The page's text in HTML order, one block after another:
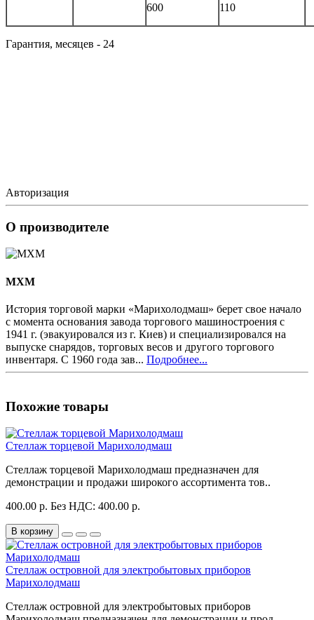
600 110
Гарантия, месяцев - 24
Авторизация
О производителе
MXM
История торговой марки «Марихолодмаш» берет свое начало
с момента основания завода торгового машиностроения с
1941 г. (эвакуировался из г. Киев) и специализировался на
выпуске снарядов, торговых весов и другого торгового
инвентаря. С 1960 года зав... Подробнее...
Похожие товары
Стеллаж торцевой Марихолодмаш
Стеллаж торцевой Марихолодмаш предназначен для
демонстрации и продажи широкого ассортимента тов..
400.00 р. Без НДС: 400.00 р.
В корзину
Стеллаж островной для электробытовых приборов
Марихолодмаш
Стеллаж островной для электробытовых приборов